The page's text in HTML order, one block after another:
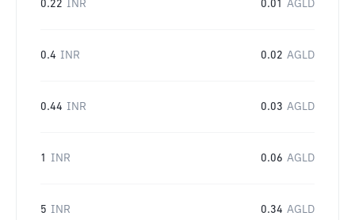
0.22 INR 0.01 AGLD
0.4 INR 0.02 AGLD
0.44 INR 0.03 AGLD
1 INR 0.06 AGLD
5 INR 0.34 AGLD